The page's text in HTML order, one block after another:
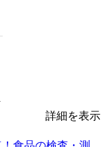
詳細を表示